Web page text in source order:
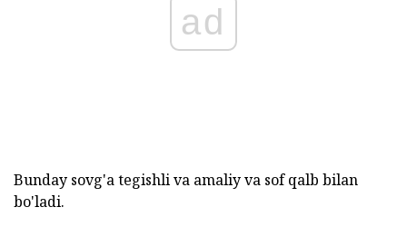
ad
Bunday sovg'a tegishli va amaliy va sof qalb bilan
bo'ladi.